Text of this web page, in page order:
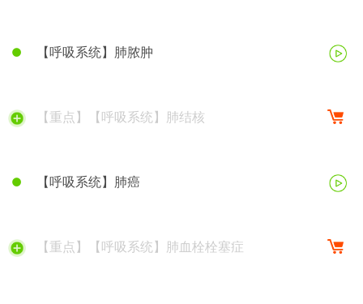
【呼吸系统】肺脓肿
【重点】【呼吸系统】肺结核
【呼吸系统】肺癌
【重点】【呼吸系统】肺血栓栓塞症